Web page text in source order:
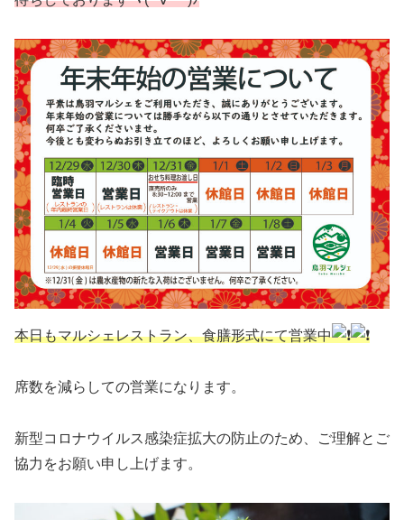
本日もマルシェレストラン、食膳形式にて営業中
席数を減らしての営業になります。
新型コロナウイルス感染症拡大の防止のため、ご理解とご
協力をお願い申し上げます。